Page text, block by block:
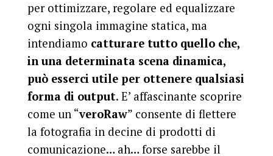
per ottimizzare, regolare ed equalizzare
ogni singola immagine statica, ma
intendiamo catturare tutto quello che,
in una determinata scena dinamica,
può esserci utile per ottenere qualsiasi
forma di output. E’ affascinante scoprire
come un “veroRaw” consente di flettere
la fotografia in decine di prodotti di
comunicazione… ah… forse sarebbe il